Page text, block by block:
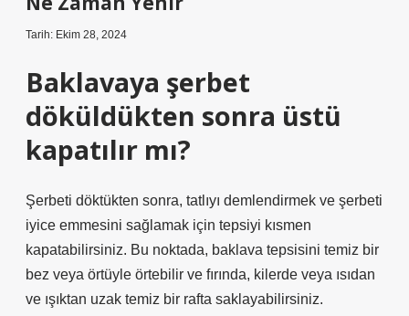
Tarih: Ekim 28, 2024
Baklavaya şerbet
döküldükten sonra üstü
kapatılır mı?
Şerbeti döktükten sonra, tatlıyı demlendirmek ve şerbeti
iyice emmesini sağlamak için tepsiyi kısmen
kapatabilirsiniz. Bu noktada, baklava tepsisini temiz bir
bez veya örtüyle örtebilir ve fırında, kilerde veya ısıdan
ve ışıktan uzak temiz bir rafta saklayabilirsiniz.